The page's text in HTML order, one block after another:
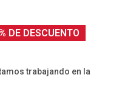
DE DESCUENTO
trabajando en la